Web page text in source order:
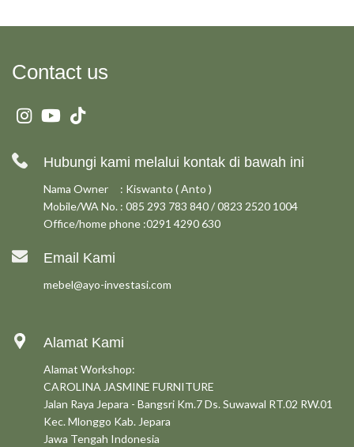
Contact us
Hubungi kami melalui kontak di bawah ini
Nama Owner : Kiswanto ( Anto )
Mobile/WA No. : 085 293 783 840 / 0823 2520 1004
Office/home phone :0291 4290 630
Email Kami
mebel@ayo-investasi.com
Alamat Kami
Alamat Workshop:
CAROLINA JASMINE FURNITURE
Jalan Raya Jepara - Bangsri Km.7 Ds. Suwawal RT.02 RW.01
Kec. Mlonggo Kab. Jepara
Jawa Tengah Indonesia